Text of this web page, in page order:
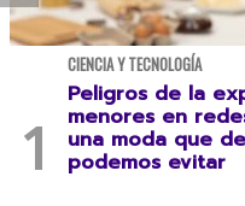
CIENCIA Y TECNOLOGÍA
Peligros de la
menores en
una moda que
podemos evitar